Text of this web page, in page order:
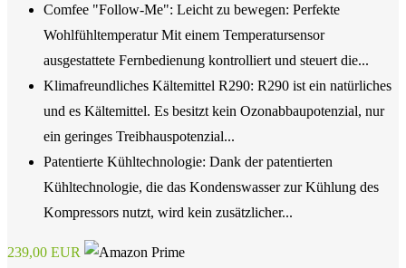
Comfee "Follow-Me": Leicht zu bewegen: Perfekte
Wohlfühltemperatur Mit einem Temperatursensor
ausgestattete Fernbedienung kontrolliert und steuert die...
Klimafreundliches Kältemittel R290: R290 ist ein natürliches
und es Kältemittel. Es besitzt kein Ozonabbaupotenzial, nur
ein geringes Treibhauspotenzial...
Patentierte Kühltechnologie: Dank der patentierten
Kühltechnologie, die das Kondenswasser zur Kühlung des
Kompressors nutzt, wird kein zusätzlicher...
239,00 EUR